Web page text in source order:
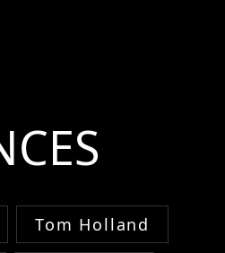
Tom Holland